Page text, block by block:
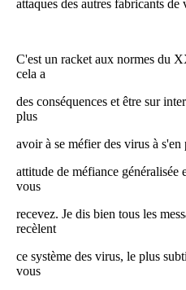
attaques des autres fabricants de
C'est un racket aux normes du
cela a
des conséquences et être sur
plus
avoir à se méfier des virus à
attitude de méfiance généralisée
vous
recevez. Je dis bien tous les
recèlent
ce système des virus, le plus
vous